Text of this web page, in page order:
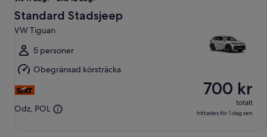
11
aug.
till
ons
12
aug.
Standard Stadsjeep
VW Tiguan
5 personer
Obegränsad körsträcka
Odz, POL
700 kr
totalt
hittades för 1 dag sen